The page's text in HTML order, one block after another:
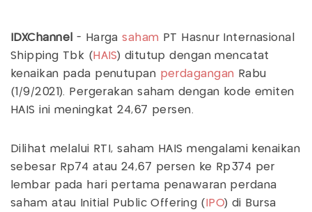
IDXChannel - Hargasaham
PT Hasnur Internasional
Shipping Tbk ( HAIS) ditutup dengan mencatat
kenaikan pada penutupan perdagangan Rabu
(1/9/2021). Pergerakan saham dengan kode emiten
HAIS ini meningkat 24,67 persen.
Dilihat melalui RTI, saham HAIS mengalami kenaikan
sebesar Rp74 atau 24,67 persen ke Rp374 per
lembar pada hari pertama penawaran perdana
saham atau Initial Public Offering ( IPO) di Bursa